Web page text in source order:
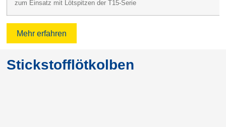
zum Einsatz mit Lötspitzen der T15-Serie
Mehr erfahren
Stickstofflötkolben